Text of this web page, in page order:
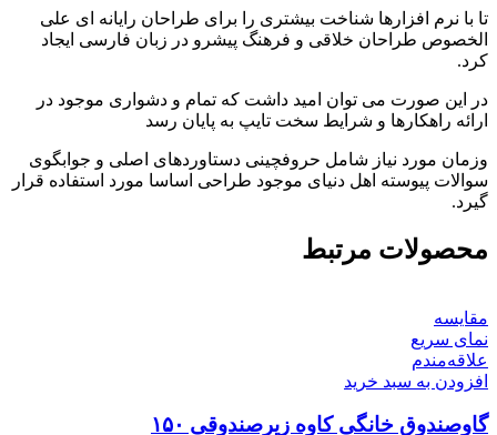
تا با نرم افزارها شناخت بیشتری را برای طراحان رایانه ای علی
الخصوص طراحان خلاقی و فرهنگ پیشرو در زبان فارسی ایجاد
کرد.
در این صورت می توان امید داشت که تمام و دشواری موجود در
ارائه راهکارها و شرایط سخت تایپ به پایان رسد
وزمان مورد نیاز شامل حروفچینی دستاوردهای اصلی و جوابگوی
سوالات پیوسته اهل دنیای موجود طراحی اساسا مورد استفاده قرار
گیرد.
محصولات مرتبط
مقایسه
نمای سریع
علاقه‌مندم
افزودن به سبد خرید
گاوصندوق خانگی کاوه زیرصندوقی ۱۵۰